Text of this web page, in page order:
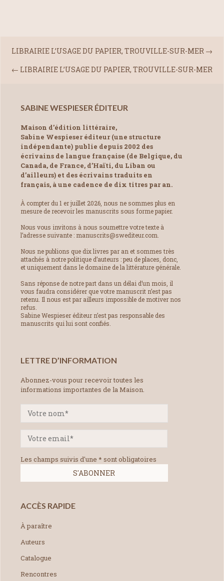
LIBRAIRIE L’USAGE DU PAPIER, TROUVILLE-SUR-MER →
← LIBRAIRIE L’USAGE DU PAPIER, TROUVILLE-SUR-MER
SABINE WESPIESER ÉDITEUR
Maison d’édition littéraire,
Sabine Wespieser éditeur (une structure
indépendante) publie depuis 2002 des
écrivains de langue française (de Belgique, du
Canada, de France, d’Haïti, du Liban ou
d’ailleurs) et des écrivains traduits en
français, à une cadence de dix titres par an.
À compter du 1 er juillet 2026, nous ne sommes plus en
mesure de recevoir les manuscrits sous forme papier.
Nous vous invitons à nous soumettre votre texte à
l’adresse suivante : manuscrits@swediteur.com.
Nous ne publions que dix livres par an et sommes très
attachés à notre politique d’auteurs : peu de places, donc,
et uniquement dans le domaine de la littérature générale.
Sans réponse de notre part dans un délai d’un mois, il
vous faudra considérer que votre manuscrit n’est pas
retenu. Il nous est par ailleurs impossible de motiver nos
refus.
Sabine Wespieser éditeur n’est pas responsable des
manuscrits qui lui sont confiés.
LETTRE D’INFORMATION
Abonnez-vous pour recevoir toutes les
informations importantes de la Maison.
Les champs suivis d'une * sont obligatoires
ACCÈS RAPIDE
À paraître
Auteurs
Catalogue
Rencontres